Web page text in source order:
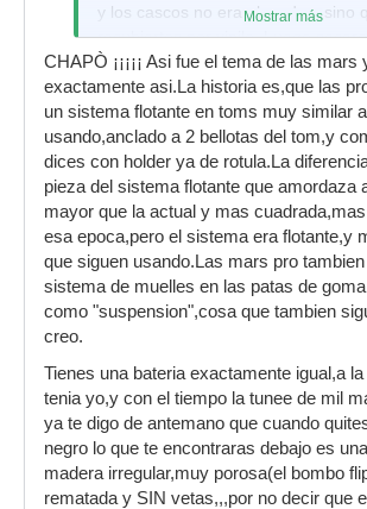
y los cascos no eran lacados, sino
recubiertos por vinilo. Luego
que ya no venia con los toms
sujetos a un holder de rotulas pero
sistemas flotantes. Estas eran de
en estas ya se diferenciaban los
eran lacados y las profundidades
bombo ya que habia en medida
medida power mas profundos.
Mostrar más
CHAPÒ ¡¡¡¡¡ Asi fue el tema de las
exactamente asi.La historia es,que las
un sistema flotante en toms muy similar
usando,anclado a 2 bellotas del tom,y
dices con holder ya de rotula.La
pieza del sistema flotante que amordaza
mayor que la actual y mas
esa epoca,pero el sistema era flotante,y
que siguen usando.Las mars pro
sistema de muelles en las patas de
como "suspension",cosa que tambien
creo.
Tienes una bateria exactamente igual,a
tenia yo,y con el tiempo la tunee de mil
ya te digo de antemano que cuando
negro lo que te encontraras debajo es
madera irregular,muy porosa(el bombo
rematada y SIN vetas,,,por no decir que